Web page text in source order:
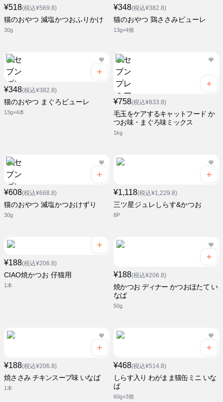
¥518(税込¥569.8)
猫のおやつ 減塩かつおふりかけ
30g
¥348(税込¥382.8)
猫のおやつ 鶏ささみピューレ
13g×4個
¥348(税込¥382.8)
猫のおやつ まぐろピューレ
13g×4本
¥758(税込¥833.8)
毛玉をケアするキャットフード か
つお味・まぐろ味ミックス
1kg
¥608(税込¥668.8)
猫のおやつ 減塩かつおけずり
30g
¥1,118(税込¥1,229.8)
三ツ星ジュレしらす&かつお
8P
¥188(税込¥206.8)
CIAO焼かつお 仔猫用
1本
¥188(税込¥206.8)
焼かつお ディナー かつおほたて い
なば
50g
¥188(税込¥206.8)
焼ささみ チキンスープ味 いなば
1本
¥468(税込¥514.8)
しらす入り わがまま猫缶ミニ いな
ば
60g×3個